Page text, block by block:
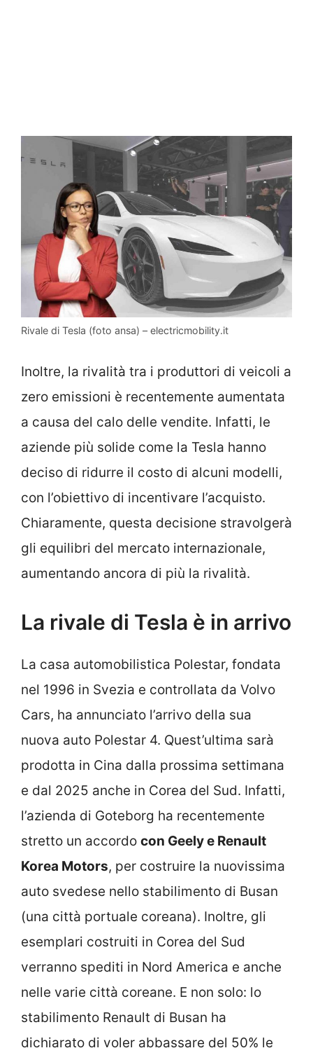
Rivale di Tesla (foto ansa) – electricmobility.it
Inoltre, la rivalità tra i produttori di veicoli a
zero emissioni è recentemente aumentata
a causa del calo delle vendite. Infatti, le
aziende più solide come la Tesla hanno
deciso di ridurre il costo di alcuni modelli,
con l’obiettivo di incentivare l’acquisto.
Chiaramente, questa decisione stravolgerà
gli equilibri del mercato internazionale,
aumentando ancora di più la rivalità.
La rivale di Tesla è in arrivo
La casa automobilistica Polestar, fondata
nel 1996 in Svezia e controllata da Volvo
Cars, ha annunciato l’arrivo della sua
nuova auto Polestar 4. Quest’ultima sarà
prodotta in Cina dalla prossima settimana
e dal 2025 anche in Corea del Sud. Infatti,
l’azienda di Goteborg ha recentemente
stretto un accordo con Geely e Renault
Korea Motors, per costruire la nuovissima
auto svedese nello stabilimento di Busan
(una città portuale coreana). Inoltre, gli
esemplari costruiti in Corea del Sud
verranno spediti in Nord America e anche
nelle varie città coreane. E non solo: lo
stabilimento Renault di Busan ha
dichiarato di voler abbassare del 50% le